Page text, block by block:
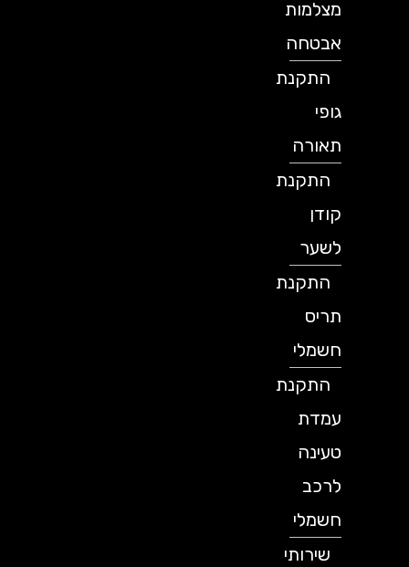
מצלמות
אבטחה
התקנת
תאורה
התקנת
לשער
התקנת
תריס
חשמלי
התקנת
עמדת
טעינה
לרכב
חשמלי
שירותי